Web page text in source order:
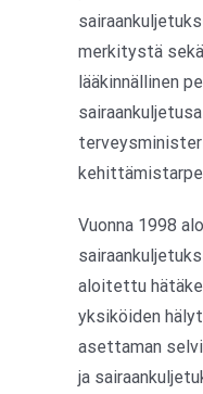
merkitystä
lääkinnällinen
Vuonna 1998
aloitettu
yksiköiden
asettaman
ja